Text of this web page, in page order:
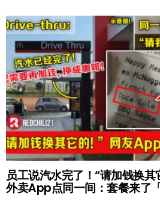
员工说汽水完了！“请加钱换
外卖App点同一间：套餐来了